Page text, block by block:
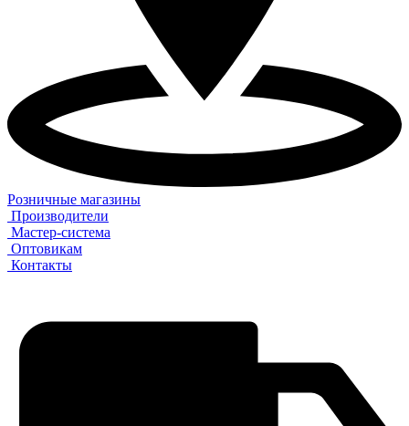
Розничные магазины
Производители
Мастер-система
Оптовикам
Контакты